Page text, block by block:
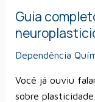
Guia
Dependência
Você já ouviu
sobre